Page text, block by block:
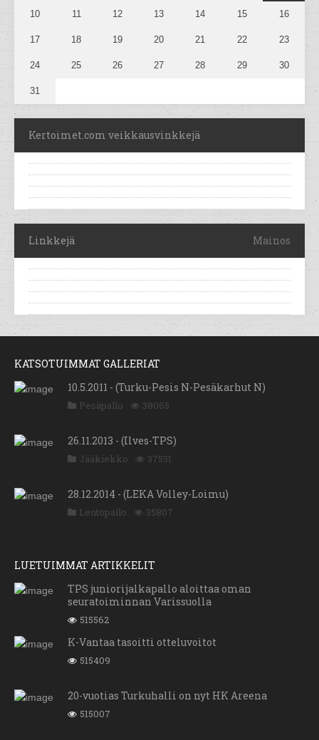
10 11 12 13 14 15 16
17 18 19 20 21 22 23
24 25 26 27 28 29 30
31
Kertoimet.com veikkausvinkkejä
Linkkejä Mainos
KATSOTUIMMAT GALLERIAT
10.5.2011 - (Turku-Pesis N-Pesäkarhut N)
Pesäpallo 38065
26.11.2013 - (Ilves-TPS)
Jääkiekko 37531
28.12.2014 - (LEKA Volley-Loimu)
Lentopallo 35807
LUETUIMMAT ARTIKKELIT
TPS juniorijalkapallo aloittaa oman
seuratoiminnan Varissuolla
515562
K-Vantaa tasoitti otteluvoitot
515409
20-vuotias Turkuhalli on nyt HK Areena
515007